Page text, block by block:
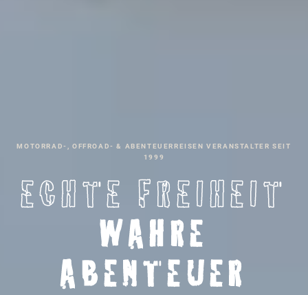
MOTORRAD-, OFFROAD- & ABENTEUERREISEN VERANSTALTER SEIT
1999
ECHTE FREIHEIT
WAHRE
ABENTEUER